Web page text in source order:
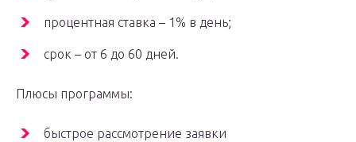
процентная ставка – 1% в день;
срок – от 6 до 60 дней.
Плюсы программы:
быстрое рассмотрение заявки